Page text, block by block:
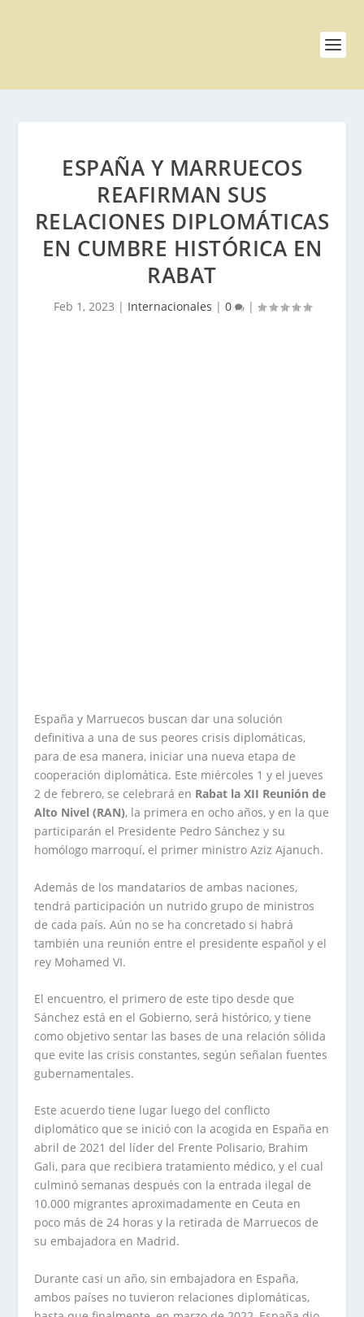
ESPAÑA Y MARRUECOS
REAFIRMAN SUS
RELACIONES DIPLOMÁTICAS
EN CUMBRE HISTÓRICA EN
RABAT
Feb 1, 2023 | Internacionales | 0 |
España y Marruecos buscan dar una solución
definitiva a una de sus peores crisis diplomáticas,
para de esa manera, iniciar una nueva etapa de
cooperación diplomática. Este miércoles 1 y el jueves
2 de febrero, se celebrará en Rabat la XII Reunión de
Alto Nivel (RAN), la primera en ocho años, y en la que
participarán el Presidente Pedro Sánchez y su
homólogo marroquí, el primer ministro Aziz Ajanuch.
Además de los mandatarios de ambas naciones,
tendrá participación un nutrido grupo de ministros
de cada país. Aún no se ha concretado si habrá
también una reunión entre el presidente español y el
rey Mohamed VI.
El encuentro, el primero de este tipo desde que
Sánchez está en el Gobierno, será histórico, y tiene
como objetivo sentar las bases de una relación sólida
que evite las crisis constantes, según señalan fuentes
gubernamentales.
Este acuerdo tiene lugar luego del conflicto
diplomático que se inició con la acogida en España en
abril de 2021 del líder del Frente Polisario, Brahim
Gali, para que recibiera tratamiento médico, y el cual
culminó semanas después con la entrada ilegal de
10.000 migrantes aproximadamente en Ceuta en
poco más de 24 horas y la retirada de Marruecos de
su embajadora en Madrid.
Durante casi un año, sin embajadora en España,
ambos países no tuvieron relaciones diplomáticas,